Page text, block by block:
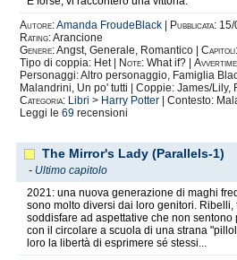
Autore:Amanda FroudeBlack Pubblicata: 15/
Rating:Arancione
Genere:Angst, Generale, Romantico | Capitoli:
Tipo di coppia: Het |
Note: What if? |
Personaggi: Altro personaggio, Famiglia
Malandrini, Un po' tutti | Coppie: James/Lily,
Categoria: Libri > Harry Potter | Contesto:
Leggi le 69 recensioni
The Mirror's Lady (Parallels-1)
- Ultimo capitolo
2021: una nuova generazione di maghi
sono molto diversi dai loro genitori. Ribelli,
soddisfare ad aspettative che non sentono
con il circolare a scuola di una strana
loro la libertà di esprimere sé stessi...